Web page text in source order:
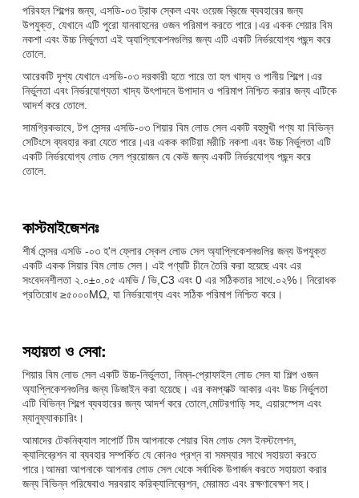
পরিবহন শিল্পের জন্য, এসডি-০৩ ট্রাক স্কেল এবং ওয়েজ ব্রিজে ব্যবহারের জন্য
উপযুক্ত, যেখানে এটি পুরো যানবাহনের ওজন পরিমাপ করতে পারে।এর একক শেয়ার বিম
নকশা এবং উচ্চ নির্ভুলতা এই অ্যাপ্লিকেশনগুলির জন্য এটি একটি নির্ভরযোগ্য পছন্দ করে
তোলে.
আরেকটি দৃশ্য যেখানে এসডি-০৩ দরকারী হতে পারে তা হল খাদ্য ও পানীয় শিল্পে।এর
নির্ভুলতা এবং নির্ভরযোগ্যতা খাদ্য উৎপাদনে উপাদান ও পরিমাপ নিশ্চিত করার জন্য এটিকে
আদর্শ করে তোলে.
সামগ্রিকভাবে, টপ সেন্সর এসডি-০৩ শিয়ার বিম লোড সেল একটি বহুমুখী পণ্য যা বিভিন্ন
সেটিংসে ব্যবহার করা যেতে পারে।এর একক কাটিয়া মরীচি নকশা এবং উচ্চ নির্ভুলতা এটি
একটি নির্ভরযোগ্য লোড সেল প্রয়োজন যে কেউ জন্য একটি নির্ভরযোগ্য পছন্দ করে
তোলে.
কাস্টমাইজেশনঃ
শীর্ষ সেন্সর এসডি -০৩ হ'ল ফ্লোর স্কেল লোড সেল অ্যাপ্লিকেশনগুলির জন্য উপযুক্ত
একটি একক সিয়ার বিম লোড সেল। এই পণ্যটি চীনে তৈরি করা হয়েছে এবং এর
সংবেদনশীলতা ২.০±০.০৫ এমভি / ভি,C3 এবং 0 এর সঠিকতার সাথে.০২%। নিরোধক
প্রতিরোধ ≥৫০০০MΩ, যা নির্ভরযোগ্য এবং সঠিক পরিমাপ নিশ্চিত করে।
সহায়তা ও সেবা:
শিয়ার বিম লোড সেল একটি উচ্চ-নির্ভুলতা, নিম্ন-প্রোফাইল লোড সেল যা শিল্প ওজন
অ্যাপ্লিকেশনগুলির জন্য ডিজাইন করা হয়েছে। এর কমপ্যাক্ট আকার এবং উচ্চ নির্ভুলতা
এটি বিভিন্ন শিল্পে ব্যবহারের জন্য আদর্শ করে তোলে,মোটরগাড়ি সহ, এয়ারস্পেস এবং
ম্যানুফ্যাকচারিং।
আমাদের টেকনিক্যাল সাপোর্ট টিম আপনাকে শেয়ার বিম লোড সেল ইনস্টলেশন,
ক্যালিব্রেশন বা ব্যবহার সম্পর্কিত যে কোনও প্রশ্ন বা সমস্যার সাথে সহায়তা করতে
পারে।আমরা আপনাকে আপনার লোড সেল থেকে সর্বাধিক উপার্জন করতে সহায়তা করার
জন্য বিভিন্ন পরিষেবাও সরবরাহ করিক্যালিব্রেশন, মেরামত এবং রক্ষণাবেক্ষণ সহ।